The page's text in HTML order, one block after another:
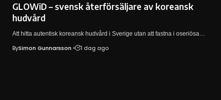
GLOWiD – svensk återförsäljare av koreansk
hudvård
Att hitta autentisk koreansk hudvård i Sverige utan att fastna i oseriösa…
BySimon Gunnarsson 1 dag ago